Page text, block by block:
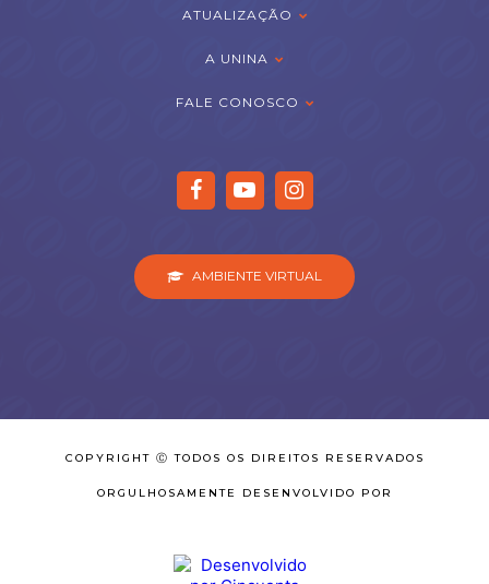
ATUALIZAÇÃO
A UNINA
FALE CONOSCO
AMBIENTE VIRTUAL
COPYRIGHT Ⓒ TODOS OS DIREITOS RESERVADOS
ORGULHOSAMENTE DESENVOLVIDO POR